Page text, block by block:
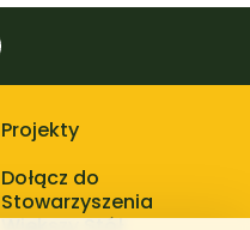
Projekty
Dołącz do
Stowarzyszenia